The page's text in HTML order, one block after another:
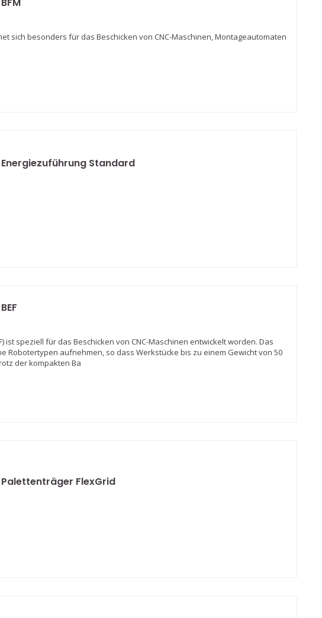
sich besonders für das Beschicken von CNC-Maschinen, Montageautomaten
Standard
ist speziell für das Beschicken von CNC-Maschinen entwickelt worden. Das
Robotertypen aufnehmen, so dass Werkstücke bis zu einem Gewicht von 50
der kompakten Ba
FlexGrid